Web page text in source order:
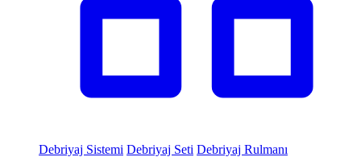
Debriyaj Sistemi Debriyaj Seti Debriyaj Rulmanı